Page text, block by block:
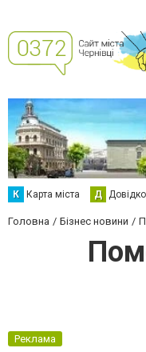
К Карта міста Д
Головна Бізнес новини
Реклама